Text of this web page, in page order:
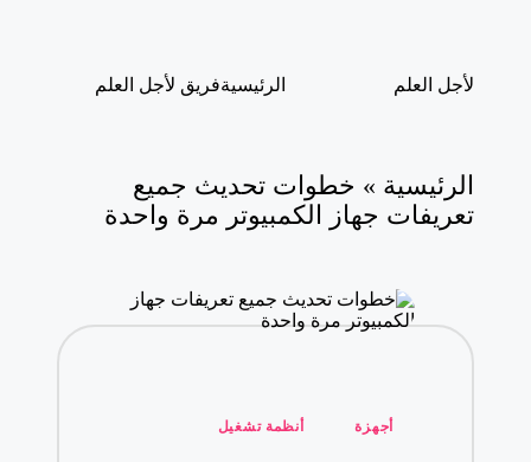
لأجل العلم
يهتم
بأخبار
التقنية
الرئيسيةفريق لأجل العلم
الرئيسية » خطوات تحديث جميع
تعريفات جهاز الكمبيوتر مرة واحدة
نُشر
أجهزة أنظمة تشغيل